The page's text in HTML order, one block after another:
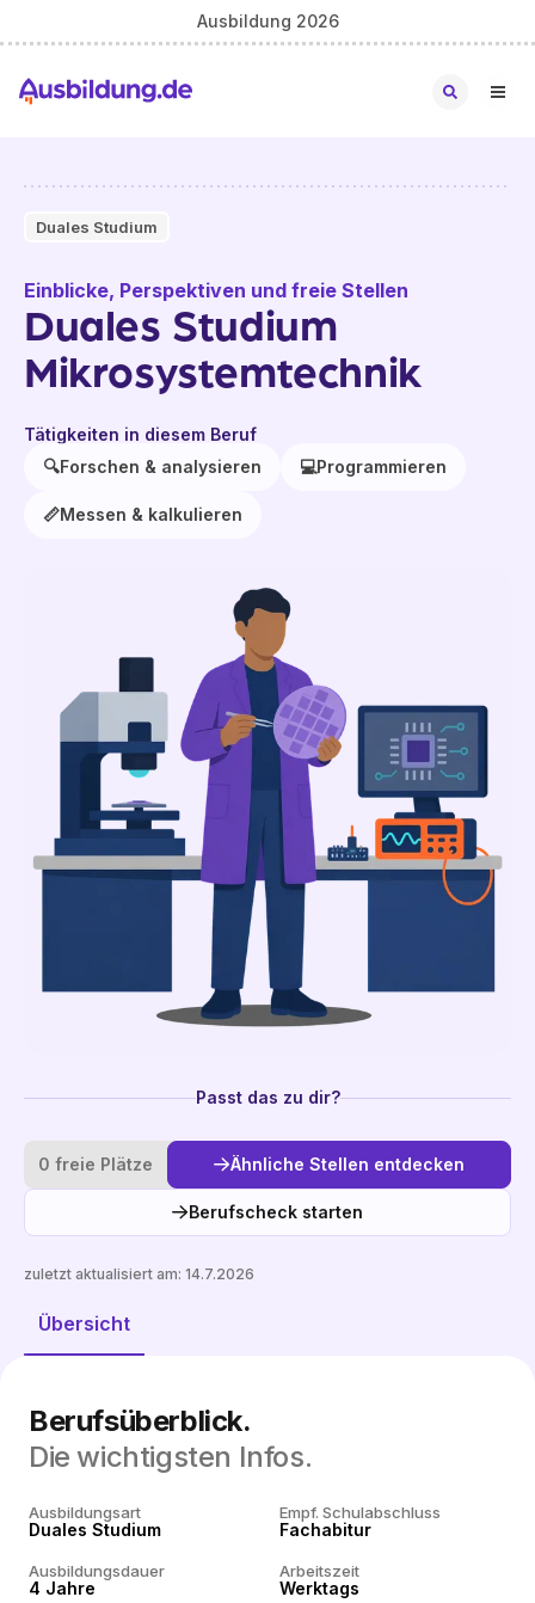
Ausbildung 2026
Duales Studium
Einblicke, Perspektiven und freie Stellen
Duales Studium
Mikrosystemtechnik
Tätigkeiten in diesem Beruf
🔍Forschen & analysieren 💻Programmieren
📏Messen & kalkulieren
Passt das zu dir?
0 freie Plätze Ähnliche Stellen entdecken
Berufscheck starten
Übersicht
zuletzt aktualisiert am: 14.7.2026
Berufsüberblick.
Die wichtigsten Infos.
Ausbildungsart
Duales Studium
Empf. Schulabschluss
Fachabitur
Ausbildungsdauer
4 Jahre
Arbeitszeit
Werktags